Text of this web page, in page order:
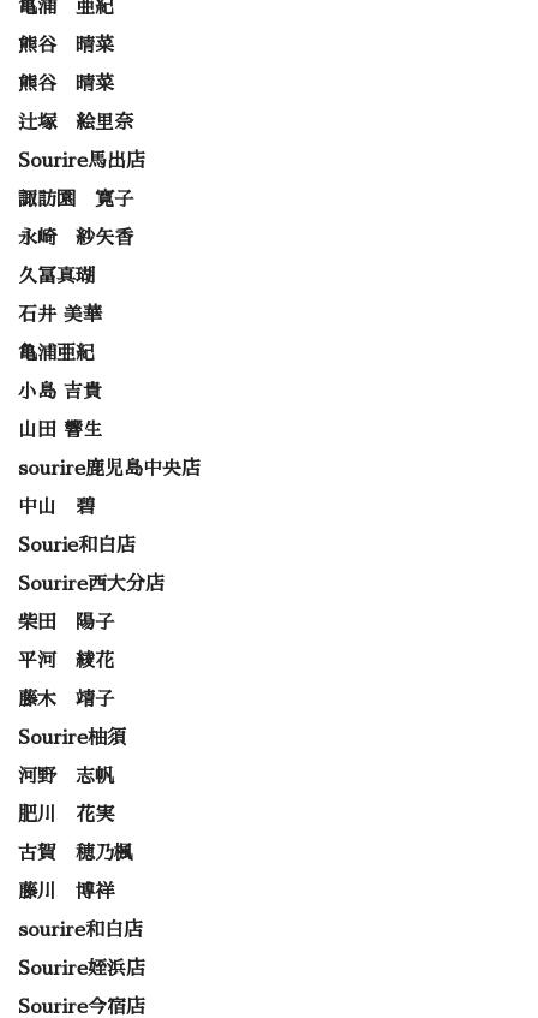
亀浦 亜紀
熊谷 晴菜
熊谷 晴菜
辻塚 絵里奈
Sourire馬出店
諏訪園 寛子
永崎 紗矢香
久冨真瑚
石井 美華
亀浦亜紀
小島 吉貴
山田 響生
sourire鹿児島中央店
中山 碧
Sourie和白店
Sourire西大分店
柴田 陽子
平河 綾花
藤木 靖子
Sourire柚須
河野 志帆
肥川 花実
古賀 穂乃楓
藤川 博祥
sourire和白店
Sourire姪浜店
Sourire今宿店